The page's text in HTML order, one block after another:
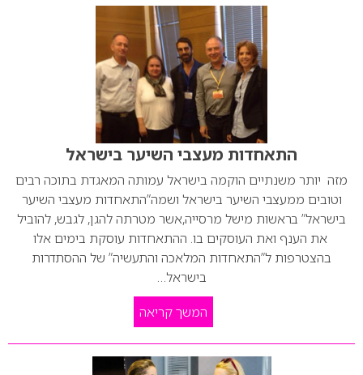
התאחדות מעצבי השיער בישראל
מזה יותר משנתיים הוקמה בישראל עמותה המאגדת בתוכה רבים
וטובים ממעצבי השיער בישראל ושמה”התאחדות מעצבי השיער
בישראל” בראשות מישל מרסייה,אשר מטרתה להגן, לגבש, להוביל
את הענף ואת העוסקים בו. ההתאחדות עוסקת בימים אלו
בהצטרפות ל”התאחדות המלאכה והתעשיה” של ההסתדרות
בישראל…
המשך קריאה